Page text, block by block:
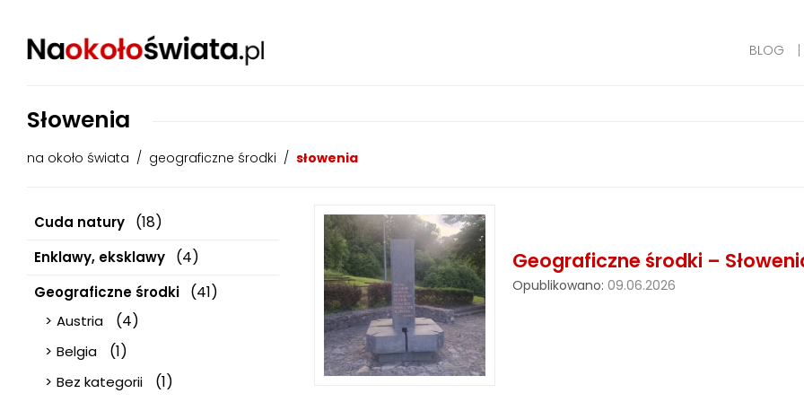
BLOG
Słowenia
na około świata / geograficzne środki / słowenia
Cuda natury (18)
Enklawy, eksklawy (4)
Geograficzne środki (41)
Austria (4)
Belgia (1)
Bez kategorii (1)
Geograficzne środki –
Opublikowano: 09.06.2026